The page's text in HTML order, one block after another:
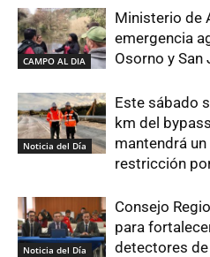
CAMPO AL DIA
Ministerio de
emergencia
Osorno y San
Noticia del Día
Este sábado
km del
mantendrá
restricción
Noticia del Día
Consejo
para
detectores de